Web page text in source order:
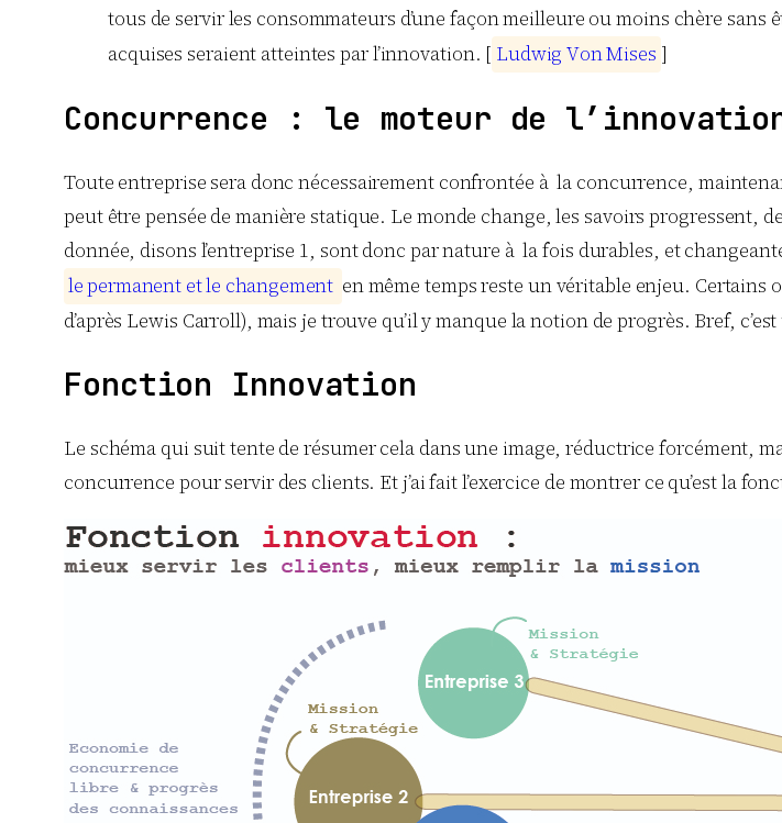
tous de servir les consommateurs d’une façon meilleure ou moins chère
acquises seraient atteintes par l’innovation. [ Ludwig VonMises ]
Concurrence : le moteur de
Toute entreprise sera donc nécessairement confrontée à la concurrence,
peut être pensée de manière statique. Le monde change, les savoirs progressent,
donnée, disons l’entreprise 1, sont donc par nature à la fois durables, et
lepermanent etle changement en même temps reste un véritable enjeu. Certains
d’après Lewis Carroll), mais je trouve qu’il y manque la notion de progrès. Bref,
Fonction Innovation
Le schéma qui suit tente de résumer cela dans une image, réductrice forcément,
concurrence pour servir des clients. Et j’ai fait l’exercice de montrer ce qu’est la